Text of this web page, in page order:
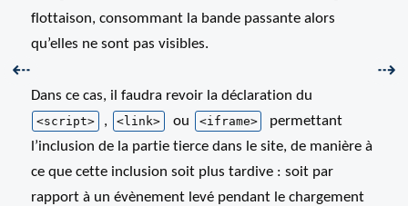
flottaison, consommant la bande passante alors
qu’elles ne sont pas visibles.
Dans ce cas, il faudra revoir la déclaration du
<script> , <link> ou <iframe>
permettant
l’inclusion de la partie tierce dans le site, de manière à
ce que cette inclusion soit plus tardive : soit par
rapport à un évènement levé pendant le chargement
Précédent :
⇠ ⇢